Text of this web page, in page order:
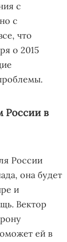
с
с
что
о 2015
России в
России
она будет
и
Вектор
ей в